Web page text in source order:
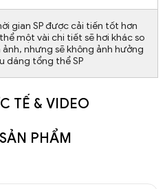
gian SP được cải tiến tốt hơn
một vài chi tiết sẽ hơi khác so
ảnh, nhưng sẽ không ảnh hưởng
dáng tổng thể SP
TẾ & VIDEO
PHẨM